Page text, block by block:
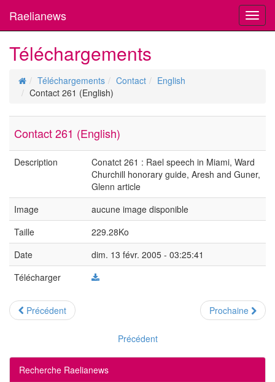
Raelianews
Téléchargements
Téléchargements Contact
English
Contact 261 (English)
Contact 261 (English)
Description
Conatct 261 : Rael speech in Miami, Ward
Churchill honorary guide, Aresh and Guner,
Glenn article
Image
aucune image disponible
Taille
229.28Ko
Date
dim. 13 févr. 2005 - 03:25:41
Télécharger
Précédent Prochaine
Précédent
Recherche Raelianews